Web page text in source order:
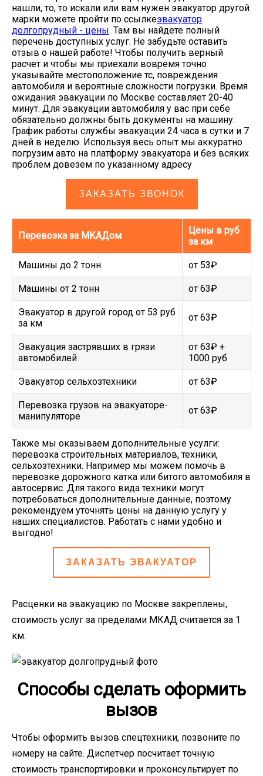
нашли, то, то искали или вам нужен эвакуатор другой
марки можете пройти по ссылкеэвакуатор
долгопрудный - цены. Там вы найдете полный
перечень доступных услуг. Не забудьте оставить
отзыв о нашей работе! Чтобы получить верный
расчет и чтобы мы приехали вовремя точно
указывайте местоположение тс, повреждения
автомобиля и вероятные сложности погрузки. Время
ожидания эвакуации по Москве составляет 20-40
минут. Для эвакуации автомобиля у вас при себе
обязательно должны быть документы на машину.
График работы службы эвакуации 24 часа в сутки и 7
дней в неделю. Используя весь опыт мы аккуратно
погрузим авто на платформу эвакуатора и без всяких
проблем довезем по указанному адресу
ЗАКАЗАТЬ ЗВОНОК
Перевозка за МКАДом
Цены в руб
за км
Машины до 2 тонн от 53₽
Машины от 2 тонн от 63₽
Эвакуатор в другой город от 53 руб
за км
от 63₽
Эвакуация застрявших в грязи
автомобилей
от 63₽ +
1000 руб
Эвакуатор сельхозтехники от 63₽
Перевозка грузов на эвакуаторе-
манипуляторе
от 63₽
Также мы оказываем дополнительные усулги:
перевозка строительных материалов, техники,
сельхозтехники. Например мы можем помочь в
перевозке дорожного катка или битого автомобиля в
автосервис. Для такого вида техники могут
потребоваться дополнительные данные, поэтому
рекомендуем уточнять цены на данную услугу у
наших специалистов. Работать с нами удобно и
выгодно!
ЗАКАЗАТЬ ЭВАКУАТОР
Расценки на эвакуацию по Москве закреплены,
стоимость услуг за пределами МКАД считается за 1
км.
Способы сделать оформить
вызов
Чтобы оформить вызов спецтехники, позвоните по
номеру на сайте. Диспетчер посчитает точную
стоимость транспортировки и проконсультирует по